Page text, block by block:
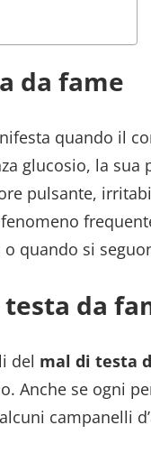
da fame
quando il
glucosio, la
pulsante,
quando si
da
del mal di testa
Anche se ogni
campanelli